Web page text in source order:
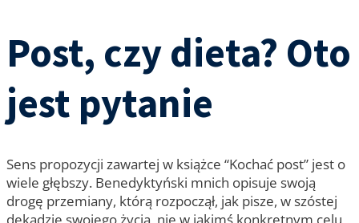
Post, czy dieta? Oto
jest pytanie
Sens propozycji zawartej w książce “Kochać post” jest o
wiele głębszy. Benedyktyński mnich opisuje swoją
drogę przemiany, którą rozpoczął, jak pisze, w szóstej